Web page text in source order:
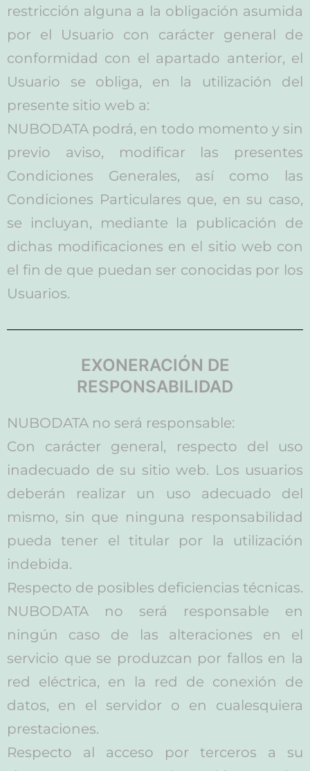
restricción alguna a la obligación asumida
por el Usuario con carácter general de
conformidad con el apartado anterior, el
Usuario se obliga, en la utilización del
presente sitio web a:
NUBODATA podrá, en todo momento y sin
previo aviso, modificar las presentes
Condiciones Generales, así como las
Condiciones Particulares que, en su caso,
se incluyan, mediante la publicación de
dichas modificaciones en el sitio web con
el fin de que puedan ser conocidas por los
Usuarios.
EXONERACIÓN DE
RESPONSABILIDAD
NUBODATA no será responsable:
Con carácter general, respecto del uso
inadecuado de su sitio web. Los usuarios
deberán realizar un uso adecuado del
mismo, sin que ninguna responsabilidad
pueda tener el titular por la utilización
indebida.
Respecto de posibles deficiencias técnicas.
NUBODATA no será responsable en
ningún caso de las alteraciones en el
servicio que se produzcan por fallos en la
red eléctrica, en la red de conexión de
datos, en el servidor o en cualesquiera
prestaciones.
Respecto al acceso por terceros a su